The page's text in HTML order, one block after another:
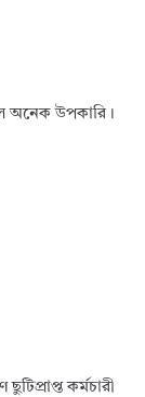
অনেক উপকারি।
কর্মচারী